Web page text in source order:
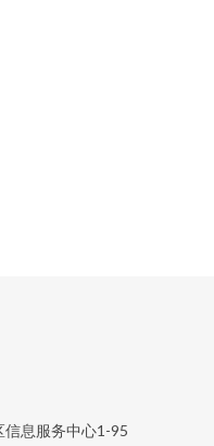
息服务中心1-95